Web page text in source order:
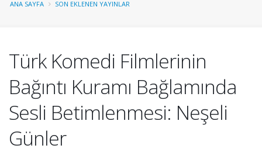
ANA SAYFA SON EKLENEN YAYINLAR
Türk Komedi Filmlerinin
Bağıntı Kuramı Bağlamında
Sesli Betimlenmesi: Neşeli
Günler